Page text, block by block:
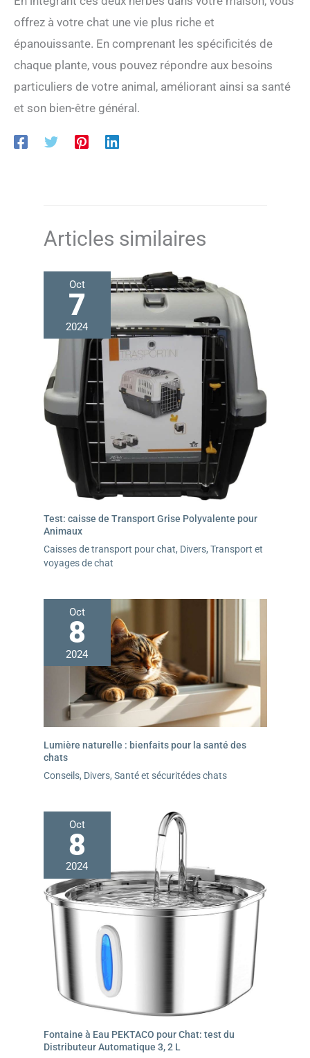
offrez à votre chat une vie plus riche et
épanouissante. En comprenant les spécificités de
chaque plante, vous pouvez répondre aux besoins
particuliers de votre animal, améliorant ainsi sa santé
et son bien-être général.
Articles similaires
Oct
7
2024
Test: caisse de Transport Grise Polyvalente pour
Animaux
Caisses de transport pour chat, Divers, Transport et
voyages de chat
Oct
8
2024
Lumière naturelle : bienfaits pour la santé des
chats
Conseils, Divers, Santé et sécuritédes chats
Oct
8
2024
Fontaine à Eau PEKTACO pour Chat: test du
Distributeur Automatique 3, 2 L